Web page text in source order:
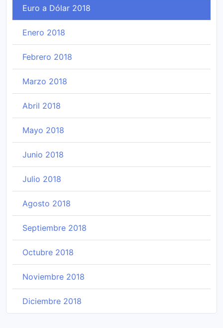
Euro a Dólar 2018
Enero 2018
Febrero 2018
Marzo 2018
Abril 2018
Mayo 2018
Junio 2018
Julio 2018
Agosto 2018
Septiembre 2018
Octubre 2018
Noviembre 2018
Diciembre 2018